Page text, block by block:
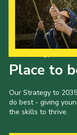
Place to
Our Strategy to
do best - giving
the skills to thrive.